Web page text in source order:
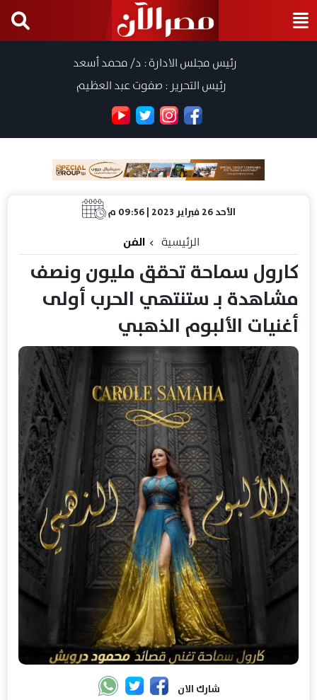
رئيس مجلس الادارة : د/ محمد أسعد
رئيس التحرير : صفوت عبد العظيم
الأحد 26 فبراير 2023 | 09:56 م
الرئيسية الفن
كارول سماحة تحقق مليون ونصف
مشاهدة بـ ستنتهي الحرب أولى
أغنيات الألبوم الذهبي
شارك الان